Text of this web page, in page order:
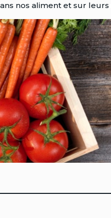
nos aliment et sur leurs